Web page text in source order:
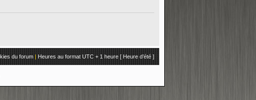
du forum|Heures au format UTC + 1 heure [ Heure d’été ]